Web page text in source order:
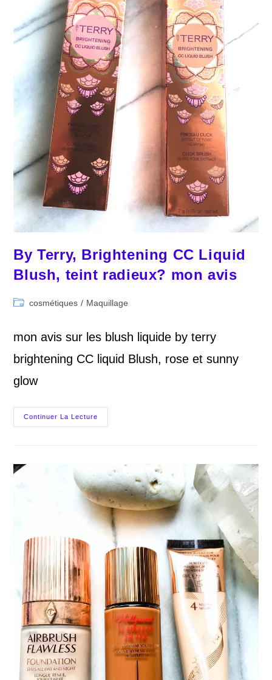
By Terry, Brightening CC Liquid
Blush, teint radieux? mon avis
Postcosmétiques / Maquillage
mon avis sur les blush liquide by terry
brightening CC liquid Blush, rose et sunny
glow
Continuer La Lecture
Terry,
Teint
Radieux?
Mon
Avis